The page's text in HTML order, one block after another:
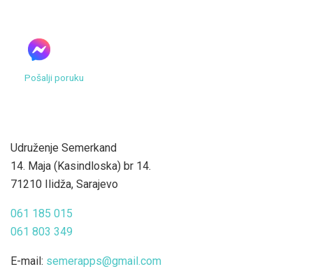
Pošalji poruku
Udruženje Semerkand
14. Maja (Kasindloska) br 14.
71210 Ilidža, Sarajevo
061 185 015
061 803 349
E-mail: semerapps@gmail.com